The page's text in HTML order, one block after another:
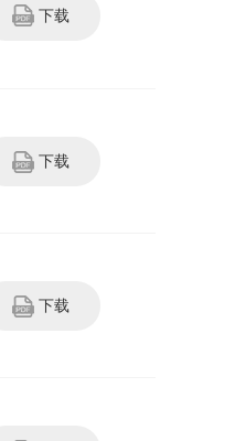
下载
下载
下载